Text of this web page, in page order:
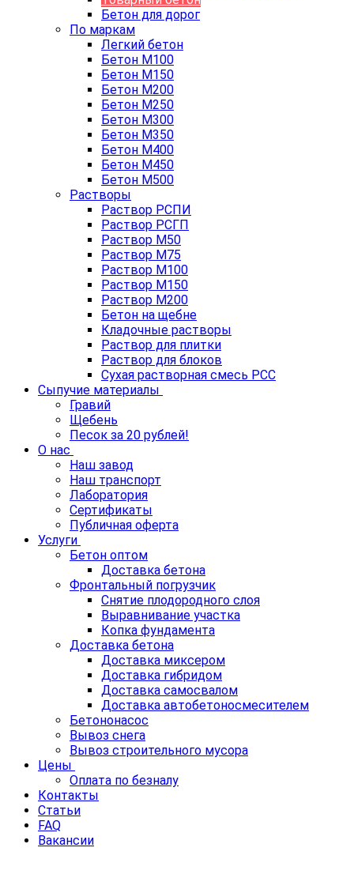
Бетон для дорог
По маркам
Легкий бетон
Бетон М100
Бетон М150
Бетон М200
Бетон М250
Бетон М300
Бетон М350
Бетон М400
Бетон М450
Бетон М500
Растворы
Раствор РСПИ
Раствор РСГП
Раствор М50
Раствор М75
Раствор М100
Раствор М150
Раствор М200
Бетон на щебне
Кладочные растворы
Раствор для плитки
Раствор для блоков
Сухая растворная смесь РСС
Сыпучие материалы
Гравий
Щебень
Песок за 20 рублей!
О нас
Наш завод
Наш транспорт
Лаборатория
Сертификаты
Публичная оферта
Услуги
Бетон оптом
Доставка бетона
Фронтальный погрузчик
Снятие плодородного слоя
Выравнивание участка
Копка фундамента
Доставка бетона
Доставка миксером
Доставка гибридом
Доставка самосвалом
Доставка автобетоносмесителем
Бетононасос
Вывоз снега
Вывоз строительного мусора
Цены
Оплата по безналу
Контакты
Статьи
FAQ
Вакансии